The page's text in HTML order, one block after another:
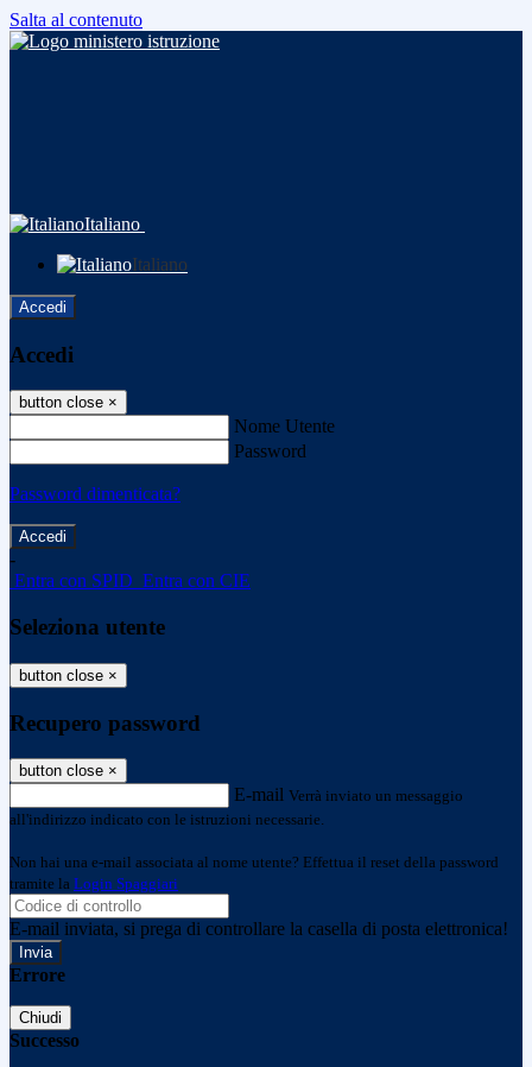
Salta al contenuto
Italiano
Italiano
Accedi
Accedi
button close ×
Nome Utente
Password
Password dimenticata?
-
Entra con SPID Entra con CIE
Seleziona utente
button close ×
Recupero password
button close ×
E-mail Verrà inviato un messaggio
all'indirizzo indicato con le istruzioni necessarie.
Non hai una e-mail associata al nome utente? Effettua il reset della password
tramite la Login Spaggiari
E-mail inviata, si prega di controllare la casella di posta elettronica!
Errore
Chiudi
Successo